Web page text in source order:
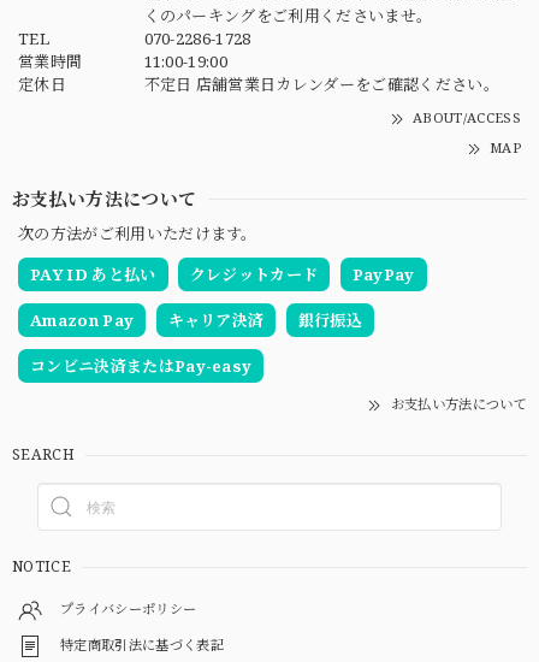
くのパーキングをご利用くださいませ。
TEL
070-2286-1728
営業時間
11:00-19:00
定休日
不定日 店舗営業日カレンダーをご確認ください。
ABOUT/ACCESS
MAP
お支払い方法について
次の方法がご利用いただけます。
PAY ID あと払い
クレジットカード PayPay
Amazon Pay キャリア決済 銀行振込
コンビニ決済またはPay-easy
お支払い方法について
SEARCH
NOTICE
プライバシーポリシー
特定商取引法に基づく表記